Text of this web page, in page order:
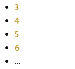
3
4
5
6
...